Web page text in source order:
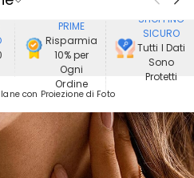
Nuovi
PRIME
Risparmia
10% per
Ogni
Ordine
SHOPPING
SICURO
Tutti I Dati
Sono
Protetti
con Proiezione di Foto